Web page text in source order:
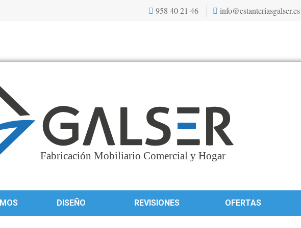
958 40 21 46 info@estanteriasgalser.es
DISEÑO REVISIONES OFERTAS